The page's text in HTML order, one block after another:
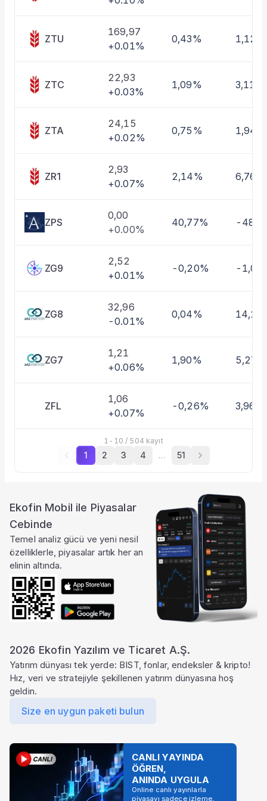
ZTU
169,97
+0.01%
0,43% 1,12%
ZTC
22,93
+0.03%
1,09% 3,11%
ZTA
24,15
+0.02%
0,75% 1,94%
ZR1
2,93
+0.07%
2,14% 6,76%
ZPS
0,00
+0.00%
40,77% -
ZG9
2,52
+0.01%
-0,20% -
ZG8
32,96
-0.01%
0,04%
ZG7
1,21
+0.06%
1,90% 5,27%
ZFL
1,06
+0.07%
-0,26% 3,96%
1 - 10 / 504 kayıt
1 2 3 4 … 51
Ekofin Mobil ile Piyasalar
Cebinde
Temel analiz gücü ve yeni nesil
özelliklerle, piyasalar artık her an
elinin altında.
2026 Ekofin Yazılım ve Ticaret A.Ş.
Yatırım dünyası tek yerde: BIST, fonlar, endeksler & kripto!
Hız, veri ve stratejiyle şekillenen yatırım dünyasına hoş
geldin.
Size en uygun paketi bulun
CANLI YAYINDA
ÖĞREN,
ANINDA UYGULA
Online canlı yayınlarla
piyasayı sadece izleme,